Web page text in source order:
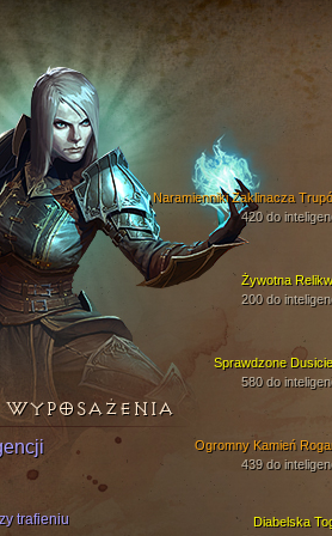
Żywotna
200 do
Sprawdzone
580 do
Naramienniki Zaklinacza
420 do
Diabelska
Ogromny Kamień
439 do
WYPOSAŻENIA
trafieniu